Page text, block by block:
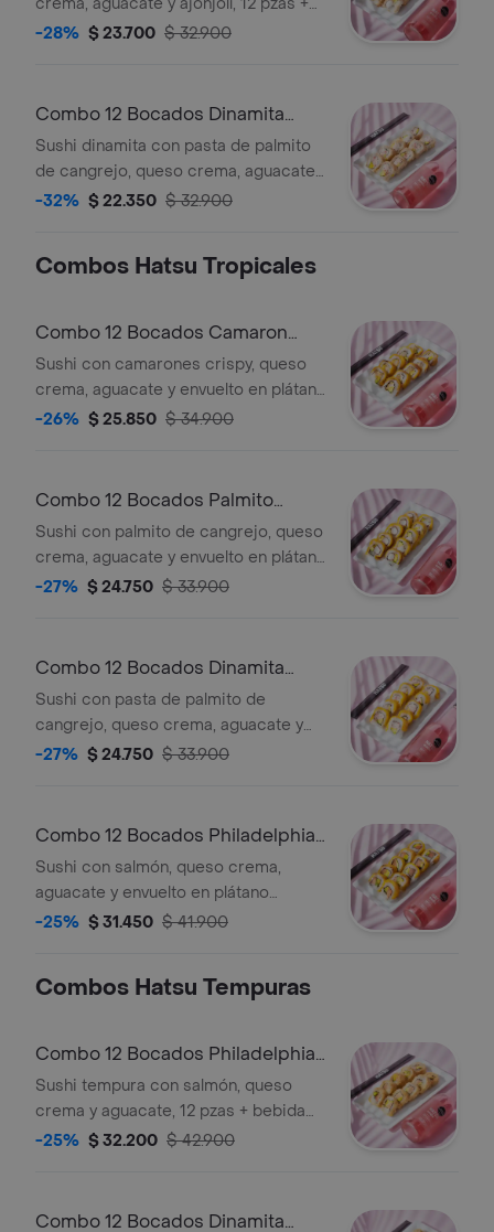
bebida hatsu a elección.
-28% $ 23.700 $ 32.900
Combo 12 Bocados Dinamita
Sushi
Sushi dinamita con pasta de palmito
de cangrejo, queso crema, aguacate
y ajonjolí, 12 pzas + bebida hatsu a
-32% $ 22.350 $ 32.900
Combos Hatsu Tropicales
Combo 12 Bocados Camaron
Maduro Sushi
Sushi con camarones crispy, queso
crema, aguacate y envuelto en plátano
maduro, 12 pzas + bebida hatsu a
-26% $ 25.850 $ 34.900
Combo 12 Bocados Palmito
Maduro Sushi
Sushi con palmito de cangrejo, queso
crema, aguacate y envuelto en plátano
maduro, 12 pzas + bebida hatsu a
-27% $ 24.750 $ 33.900
Combo 12 Bocados Dinamita
Maduro Sushi
Sushi con pasta de palmito de
cangrejo, queso crema, aguacate y
envuelto en plátano maduro, 12 pzas +
-27% $ 24.750 $ 33.900
Combo 12 Bocados Philadelphia
Maduro
Sushi con salmón, queso crema,
aguacate y envuelto en plátano
maduro, 12 pzas + bebida hatsu a
-25% $ 31.450 $ 41.900
Combos Hatsu Tempuras
Combo 12 Bocados Philadelphia
Tempura
Sushi tempura con salmón, queso
crema y aguacate, 12 pzas + bebida
hatsu a elección.
-25% $ 32.200 $ 42.900
Combo 12 Bocados Dinamita